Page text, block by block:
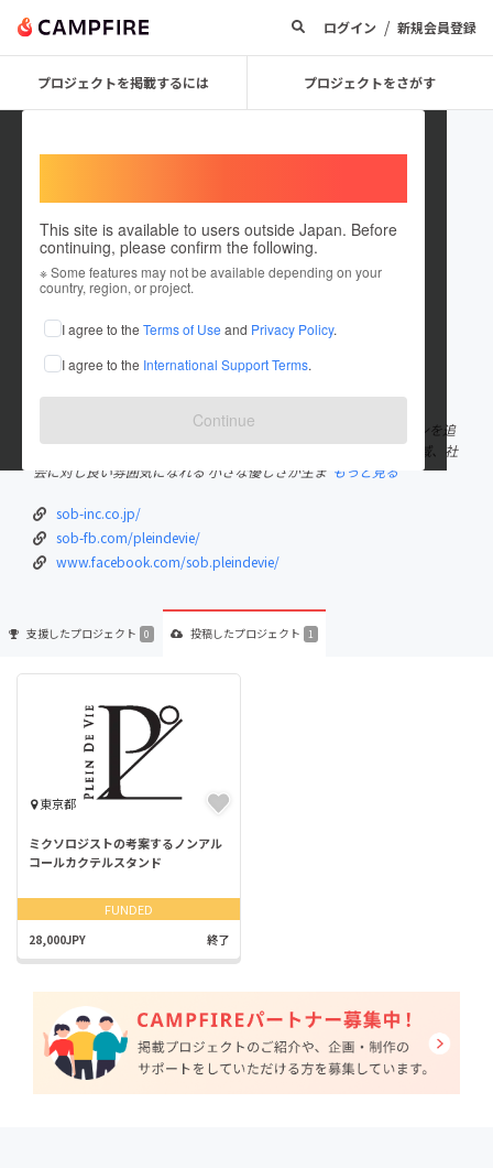
ログイン / 新規会員登録
プロジェクトを掲載するには プロジェクトをさがす
This site is available to users outside Japan. Before
continuing, please confirm the following.
※ Some features may not be available depending on your
country, region, or project.
I agree to the Terms of Use and Privacy Policy.
I agree to the International Support Terms.
Continue
SOBinnovation
これまでに1件のプロジェクトを投稿しています
在住国：未設定
出身国：未設定
私達は飲食、空間、衣料小物を通してお客様の笑顔と生活デザインを追
求します。 ほんの少しの美意識の違いから生まれる価値観で、地域、社
会に対し良い雰囲気になれる 小さな優しさが生ま もっと見る
sob-inc.co.jp/
sob-fb.com/pleindevie/
www.facebook.com/sob.pleindevie/
支援したプロジェクト 0 投稿したプロジェクト 1
東京都
ミクソロジストの考案するノンアル
コールカクテルスタンド
FUNDED
28,000JPY 終了